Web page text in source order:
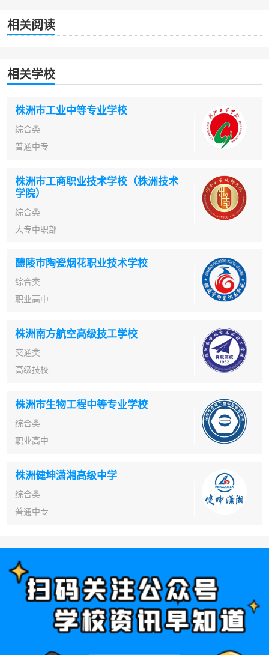
相关阅读
相关学校
株洲市工业中等专业学校
综合类
普通中专
株洲市工商职业技术学校（株洲技术
学院）
综合类
大专中职部
醴陵市陶瓷烟花职业技术学校
综合类
职业高中
株洲南方航空高级技工学校
交通类
高级技校
株洲市生物工程中等专业学校
综合类
职业高中
株洲健坤潇湘高级中学
综合类
普通中专